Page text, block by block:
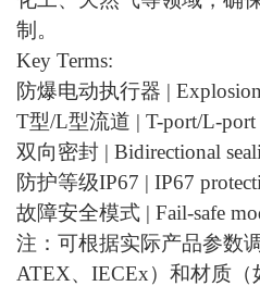
制。
Key Terms:
防爆电动执行器 |
T型/L型流道 | T-port/L-port
双向密封 | Bidirectional
防护等级IP67 | IP67
故障安全模式 | Fail-safe
注：可根据实际产品参数
ATEX、IECEx）和材质（